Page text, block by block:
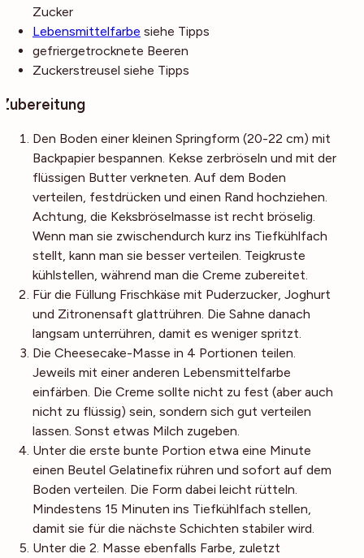
Zucker
Lebensmittelfarbe siehe Tipps
gefriergetrocknete Beeren
Zuckerstreusel siehe Tipps
Zubereitung
Den Boden einer kleinen Springform (20-22 cm) mit
Backpapier bespannen. Kekse zerbröseln und mit der
flüssigen Butter verkneten. Auf dem Boden
verteilen, festdrücken und einen Rand hochziehen.
Achtung, die Keksbröselmasse ist recht bröselig.
Wenn man sie zwischendurch kurz ins Tiefkühlfach
stellt, kann man sie besser verteilen. Teigkruste
kühlstellen, während man die Creme zubereitet.
Für die Füllung Frischkäse mit Puderzucker, Joghurt
und Zitronensaft glattrühren. Die Sahne danach
langsam unterrühren, damit es weniger spritzt.
Die Cheesecake-Masse in 4 Portionen teilen.
Jeweils mit einer anderen Lebensmittelfarbe
einfärben. Die Creme sollte nicht zu fest (aber auch
nicht zu flüssig) sein, sondern sich gut verteilen
lassen. Sonst etwas Milch zugeben.
Unter die erste bunte Portion etwa eine Minute
einen Beutel Gelatinefix rühren und sofort auf dem
Boden verteilen. Die Form dabei leicht rütteln.
Mindestens 15 Minuten ins Tiefkühlfach stellen,
damit sie für die nächste Schichten stabiler wird.
Unter die 2. Masse ebenfalls Farbe, zuletzt